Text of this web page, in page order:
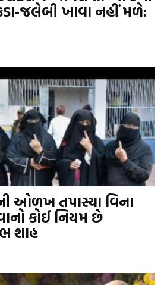
જલેબી ખાવા નહીં મળે:
ઓળખ તપાસ્યા વિના
કોઈ નિયમ છે
શાહ